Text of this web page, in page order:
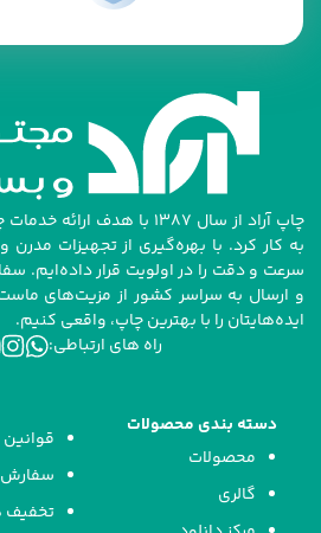
چاپ آراد از سال ۱۳۸۷ با
به کار کرد. با بهره‌گیری از تجهیزات
سرعت و دقت را در اولویت قرار داده‌ایم.
و ارسال به سراسر کشور از مزیت‌های
ایده‌هایتان را با بهترین چاپ، واقعی کنیم.
راه های ارتباطی:
دسته بندی محصولات
محصولات
گالری
سفارش
تخفیف